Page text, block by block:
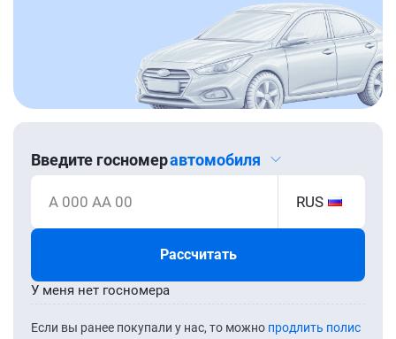
Введите госномеравтомобиля
А 000 АА 00 RUS
Рассчитать
Если вы ранее покупали у нас, то можно продлить полис
У меня нет госномера